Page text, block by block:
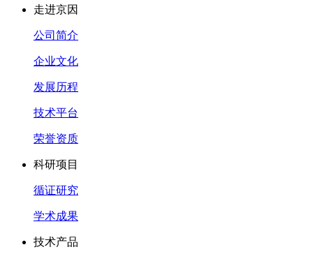
走进京因
公司简介
企业文化
发展历程
技术平台
荣誉资质
科研项目
循证研究
学术成果
技术产品